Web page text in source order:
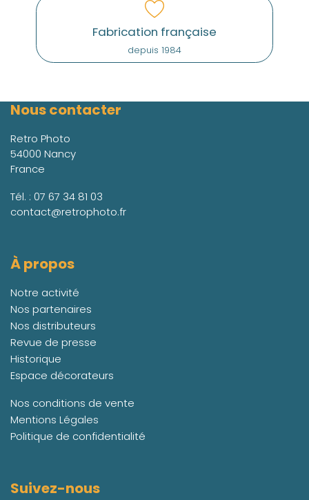
Fabrication française
depuis 1984
Nous contacter
Retro Photo
54000 Nancy
France
Tél. : 07 67 34 81 03
contact@retrophoto.fr
À propos
Notre activité
Nos partenaires
Nos distributeurs
Revue de presse
Historique
Espace décorateurs
Nos conditions de vente
Mentions Légales
Politique de confidentialité
Suivez-nous